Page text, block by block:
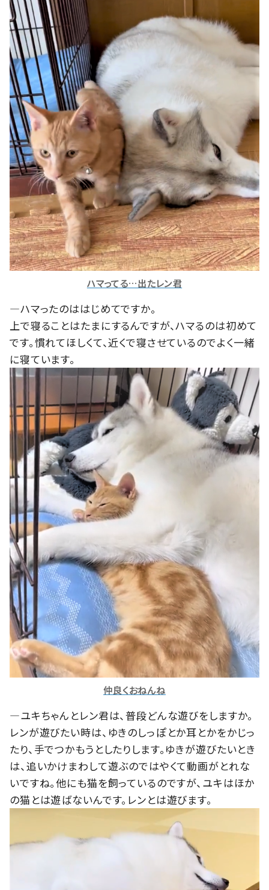
ハマってる…出たレン君
―ハマったのははじめてですか。
上で寝ることはたまにするんですが、ハマるのは初めて
です。慣れてほしくて、近くで寝させているのでよく一緒
に寝ています。
仲良くおねんね
―ユキちゃんとレン君は、普段どんな遊びをしますか。
レンが遊びたい時は、ゆきのしっぽとか耳とかをかじっ
たり、手でつかもうとしたりします。ゆきが遊びたいとき
は、追いかけまわして遊ぶのではやくて動画がとれな
いですね。他にも猫を飼っているのですが、ユキはほか
の猫とは遊ばないんです。レンとは遊びます。